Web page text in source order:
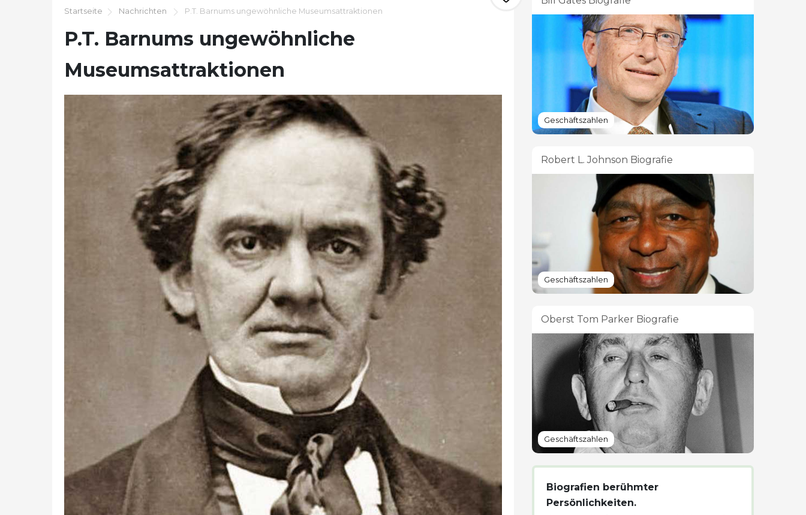
Startseite Nachrichten P.T. Barnums ungewöhnliche Museumsattraktionen
P.T. Barnums ungewöhnliche
Museumsattraktionen
Geschäftszahlen
Robert L. Johnson Biografie
Geschäftszahlen
Oberst Tom Parker Biografie
Geschäftszahlen
Biografien berühmter
Persönlichkeiten.